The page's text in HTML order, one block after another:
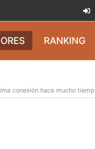
RANKING
conexión hace mucho